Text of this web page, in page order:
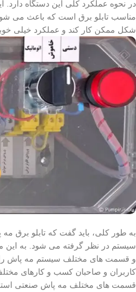
در نحوه عملکرد کلی این دستگاه دارد.
مناسب تابلو برق است که باعث می
شکل ممکن کار کند و عملکرد خیلی
به طور کلی، باید گفت که تابلو برق مه
سیستم در نظر گرفته می شود. به این
و قسمت های مختلف سیستم مه پاش را
کاربران و صاحبان کسب و کارهای
قسمت های مختلف مه پاش صنعتی